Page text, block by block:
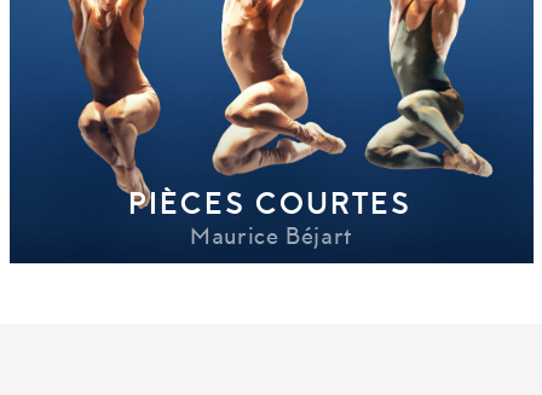
PIÈCES COURTES
Maurice Béjart